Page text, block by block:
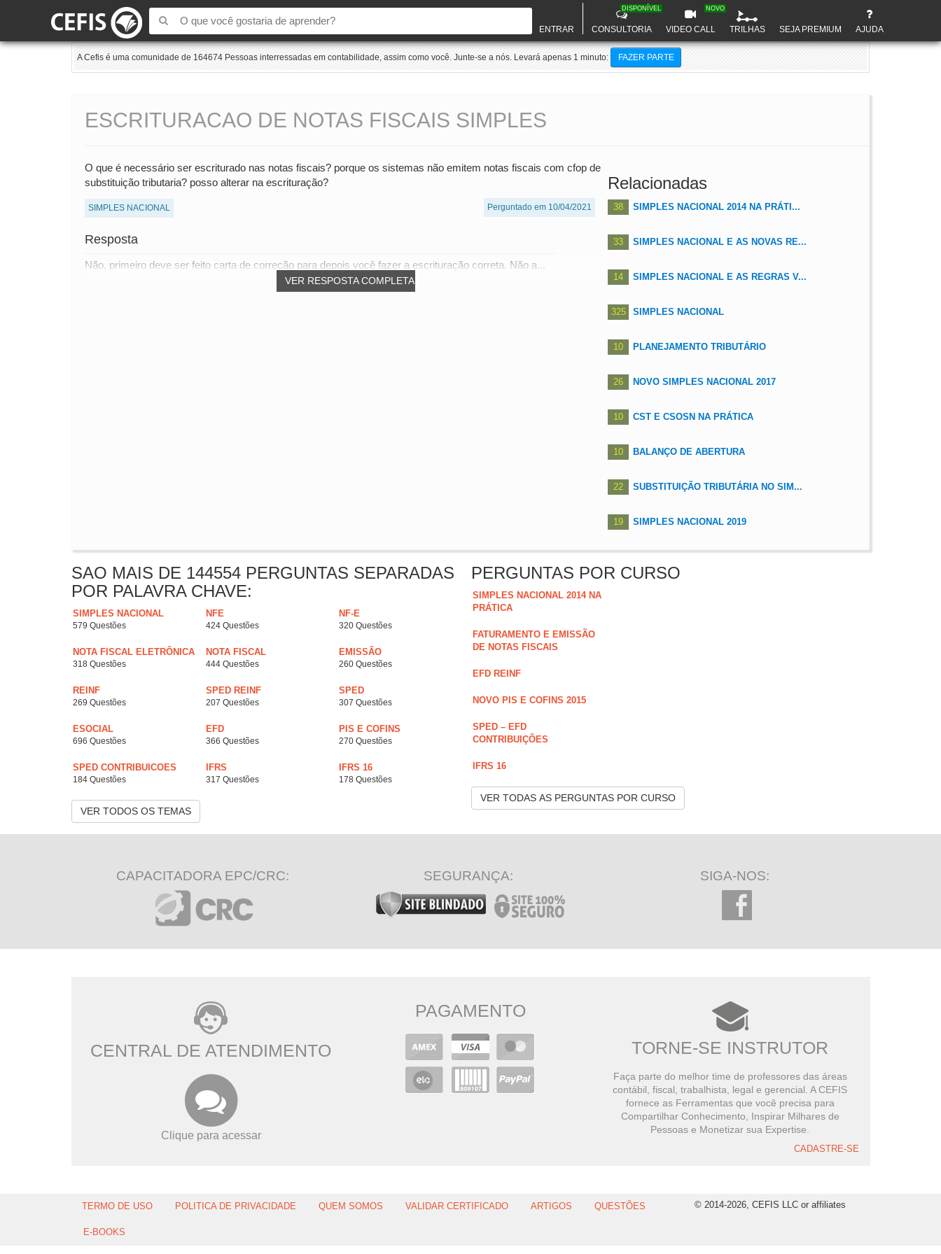
ENTRAR CONSULTORIA
DISPONÍVEL
VIDEO CALL
NOVO
TRILHAS SEJA PREMIUM AJUDA
A Cefis é uma comunidade de 164674 Pessoas interressadas em contabilidade, assim como você. Junte-se a nós. Levará apenas 1 minuto: FAZER PARTE
ESCRITURACAO DE NOTAS FISCAIS SIMPLES
O que é necessário ser escriturado nas notas fiscais? porque os sistemas não emitem notas fiscais com cfop de
substituição tributaria? posso alterar na escrituração?
SIMPLES NACIONAL Perguntado em 10/04/2021
Resposta
VER RESPOSTA COMPLETA
Não, primeiro deve ser feito carta de correção para depois você fazer a escrituração correta. Não a...
Relacionadas
38 SIMPLES NACIONAL 2014 NA PRÁTI...
33 SIMPLES NACIONAL E AS NOVAS RE...
14 SIMPLES NACIONAL E AS REGRAS V...
325 SIMPLES NACIONAL
10 PLANEJAMENTO TRIBUTÁRIO
26 NOVO SIMPLES NACIONAL 2017
10 CST E CSOSN NA PRÁTICA
10 BALANÇO DE ABERTURA
22 SUBSTITUIÇÃO TRIBUTÁRIA NO SIM...
19 SIMPLES NACIONAL 2019
SAO MAIS DE 144554 PERGUNTAS SEPARADAS
POR PALAVRA CHAVE:
SIMPLES NACIONAL
579 Questões
NFE
424 Questões
NF-E
320 Questões
NOTA FISCAL ELETRÔNICA
318 Questões
NOTA FISCAL
444 Questões
EMISSÃO
260 Questões
REINF
269 Questões
SPED REINF
207 Questões
SPED
307 Questões
ESOCIAL
696 Questões
EFD
366 Questões
PIS E COFINS
270 Questões
SPED CONTRIBUICOES
184 Questões
IFRS
317 Questões
IFRS 16
178 Questões
VER TODOS OS TEMAS
PERGUNTAS POR CURSO
SIMPLES NACIONAL 2014 NA
PRÁTICA
FATURAMENTO E EMISSÃO
DE NOTAS FISCAIS
EFD REINF
NOVO PIS E COFINS 2015
SPED – EFD
CONTRIBUIÇÕES
IFRS 16
VER TODAS AS PERGUNTAS POR CURSO
CAPACITADORA EPC/CRC: SEGURANÇA: SIGA-NOS:
CENTRAL DE ATENDIMENTO
Clique para acessar
PAGAMENTO
TORNE-SE INSTRUTOR
Faça parte do melhor time de professores das áreas
contábil, fiscal, trabalhista, legal e gerencial. A CEFIS
fornece as Ferramentas que você precisa para
Compartilhar Conhecimento, Inspirar Milhares de
Pessoas e Monetizar sua Expertise.
CADASTRE-SE
TERMO DE USO POLITICA DE PRIVACIDADE QUEM SOMOS VALIDAR CERTIFICADO ARTIGOS QUESTÕES
E-BOOKS
© 2014-2026, CEFIS LLC or affiliates